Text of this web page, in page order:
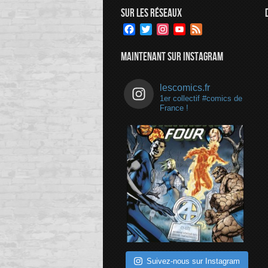
SUR LES RÉSEAUX
Facebook
TwitterInstagramYouTube
MAINTENANT SUR INSTAGRAM
lescomics.fr
1er collectif #comics de
France !
Suivez-nous sur Instagram